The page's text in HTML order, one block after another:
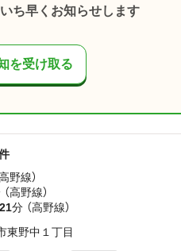
ち早くお知らせします
を受け取る
野線）
高野線）
21分 （高野線）
東野中１丁目